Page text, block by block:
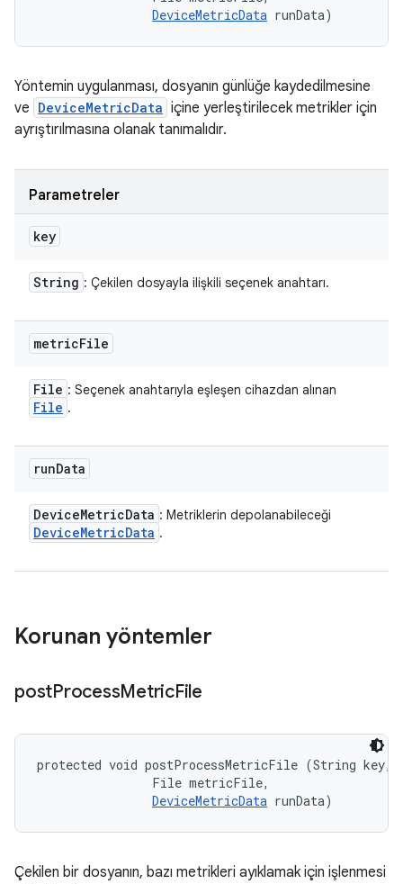
DeviceMetricData runData)
Yöntemin uygulanması, dosyanın günlüğe kaydedilmesine
ve DeviceMetricData içine yerleştirilecek metrikler için
ayrıştırılmasına olanak tanımalıdır.
Parametreler
key
String : Çekilen dosyayla ilişkili seçenek anahtarı.
metricFile
File : Seçenek anahtarıyla eşleşen cihazdan alınan
File .
runData
DeviceMetricData : Metriklerin depolanabileceği
DeviceMetricData .
Korunan yöntemler
postProcessMetricFile
protected void postProcessMetricFile (String key,
                File metricFile,
DeviceMetricData runData)
Çekilen bir dosyanın, bazı metrikleri ayıklamak için işlenmesi